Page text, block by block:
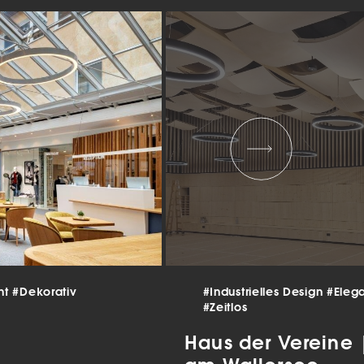
#Dekorativ
#Industrielles Design
#Zeitlos
Haus der
.
Zurück
Statistiken